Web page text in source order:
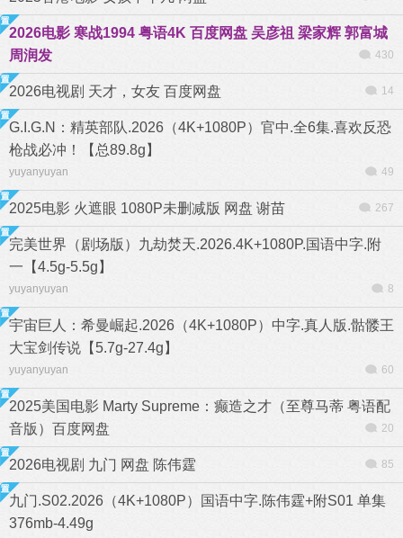
2026电影 寒战1994 粤语4K 百度网盘 吴彦祖 梁家辉 郭富城
周润发
430
2026电视剧 天才，女友 百度网盘 14
G.I.G.N：精英部队.2026（4K+1080P）官中.全6集.喜欢反恐
枪战必冲！【总89.8g】
yuyanyuyan 49
2025电影 火遮眼 1080P未删减版 网盘 谢苗 267
完美世界（剧场版）九劫焚天.2026.4K+1080P.国语中字.附
一【4.5g-5.5g】
yuyanyuyan 8
宇宙巨人：希曼崛起.2026（4K+1080P）中字.真人版.骷髅王
大宝剑传说【5.7g-27.4g】
yuyanyuyan 60
2025美国电影 Marty Supreme：癫造之才（至尊马蒂 粤语配
音版）百度网盘
20
2026电视剧 九门 网盘 陈伟霆 85
九门.S02.2026（4K+1080P）国语中字.陈伟霆+附S01 单集
376mb-4.49g